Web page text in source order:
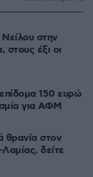
στην
150 ευρώ
για ΑΦΜ
θρανία στον
δείτε